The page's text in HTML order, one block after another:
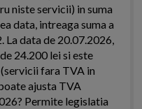
niste servicii) in suma
data, intreaga suma a
data de 20.07.2026,
24.200 lei si este
fara TVA in
ajusta TVA
Permite legislatia